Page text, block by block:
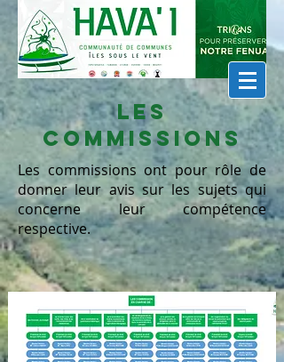
Les
commissions
Les commissions ont pour rôle de
donner leur avis sur les sujets qui
concerne leur compétence
respective.